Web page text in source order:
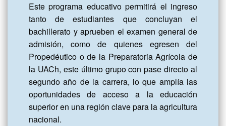
Este programa educativo permitirá el ingreso
tanto de estudiantes que concluyan el
bachillerato y aprueben el examen general de
admisión, como de quienes egresen del
Propedéutico o de la Preparatoria Agrícola de
la UACh, este último grupo con pase directo al
segundo año de la carrera, lo que amplía las
oportunidades de acceso a la educación
superior en una región clave para la agricultura
nacional.